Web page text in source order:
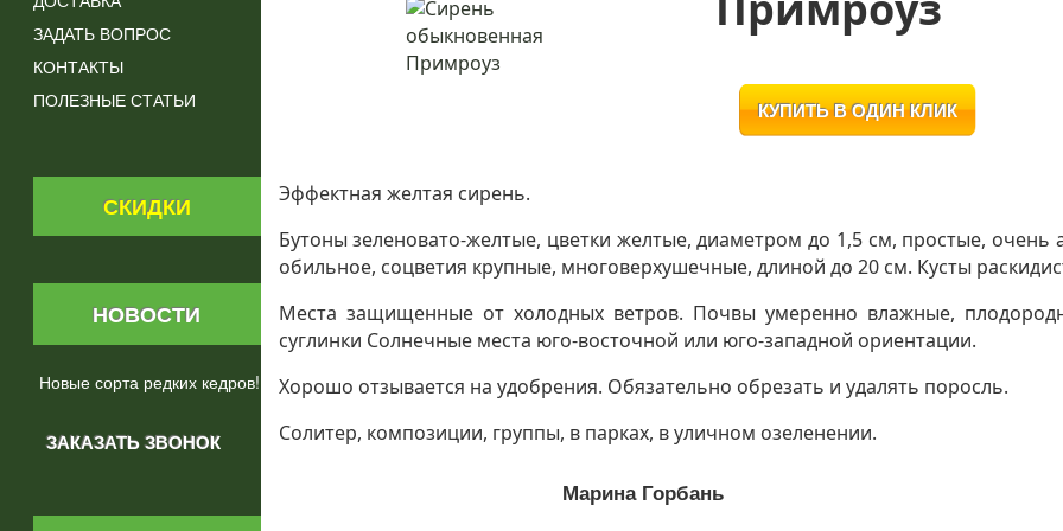
ЗАДАТЬ ВОПРОС
КОНТАКТЫ
ПОЛЕЗНЫЕ СТАТЬИ
СКИДКИ
НОВОСТИ
Новые сорта редких кедров!
Эффектная желтая сирень.
Бутоны зеленовато-желтые, цветки желтые, диаметром до 1,5 см, простые,
обильное, соцветия крупные, многоверхушечные, длиной до 20 см. Кусты
Места защищенные от холодных ветров. Почвы умеренно влажные,
суглинки Солнечные места юго-восточной или юго-западной ориентации.
Хорошо отзывается на удобрения. Обязательно обрезать и удалять поросль.
Солитер, композиции, группы, в парках, в уличном озеленении.
Марина Горбань